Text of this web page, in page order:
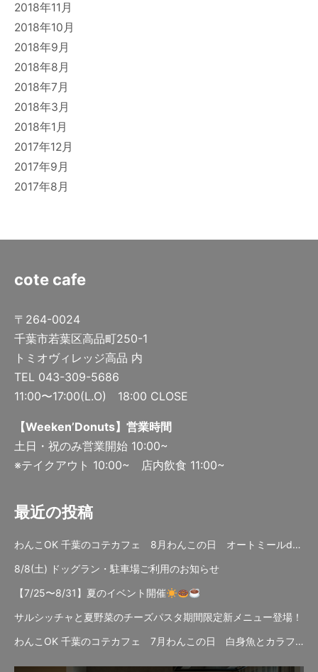
2018年11月
2018年10月
2018年9月
2018年8月
2018年7月
2018年3月
2018年1月
2017年12月
2017年9月
2017年8月
cote cafe
〒264-0024
千葉市若葉区高品町250-1
トミオヴィレッジ高品 内
TEL 043-309-5686
11:00〜17:00(L.O) 18:00 CLOSE
【Weeken’Donuts】営業時間
土日・祝のみ営業開始 10:00~
※テイクアウト 10:00~ 店内飲食 11:00~
最近の投稿
わんこOK 千葉のコテカフェ 8月わんこの日 オートミールdeローストビーフライス
8/8(土) ドッグラン・駐車場ご利用のお知らせ
【7/25〜8/31】夏のイベント開催
サルシッチャと夏野菜のチーズパスタ期間限定新メニュー登場！
わんこOK 千葉のコテカフェ 7月わんこの日 白身魚とカラフルやさいのオムレツ